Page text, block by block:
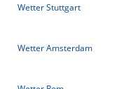
Wetter Stuttgart
Wetter Amsterdam